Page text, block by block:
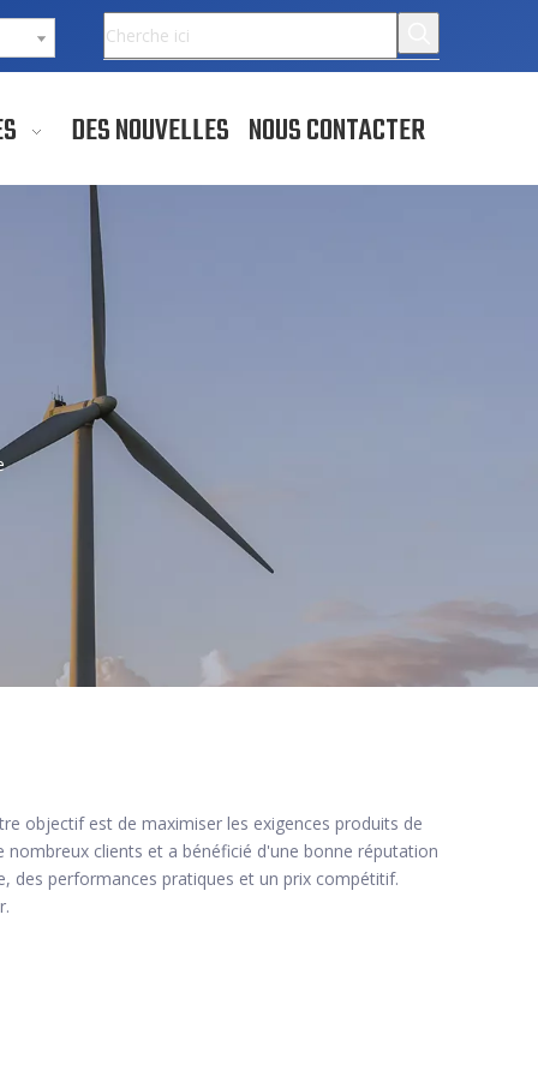
DES NOUVELLES NOUS CONTACTER
objectif est de maximiser les exigences produits de
nombreux clients et a bénéficié d'une bonne réputation
des performances pratiques et un prix compétitif.